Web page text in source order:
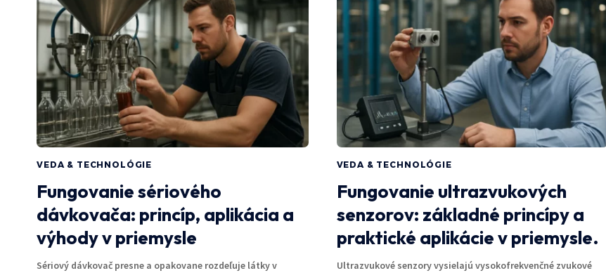
VEDA & TECHNOLÓGIE
Fungovanie sériového
dávkovača: princíp, aplikácia a
výhody v priemysle
Sériový dávkovač presne a opakovane rozdeľuje látky v
VEDA & TECHNOLÓGIE
Fungovanie ultrazvukových
senzorov: základné princípy a
praktické aplikácie v priemysle.
Ultrazvukové senzory vysielajú vysokofrekvenčné zvukové